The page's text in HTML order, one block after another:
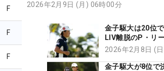
F
F
F
2026年2月9日 (月) 06時00分
金子駆大は20位
LIV離脱のP・リ
キープ
2026年2月8日 (
金子駆大が8位